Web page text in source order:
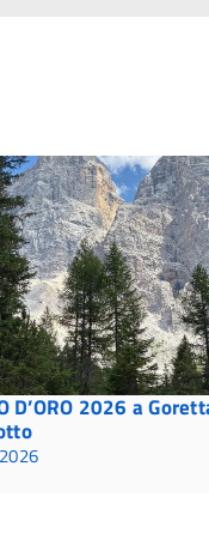
D’ORO 2026 a